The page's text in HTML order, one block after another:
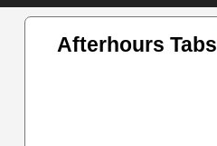
Afterhours Tabs